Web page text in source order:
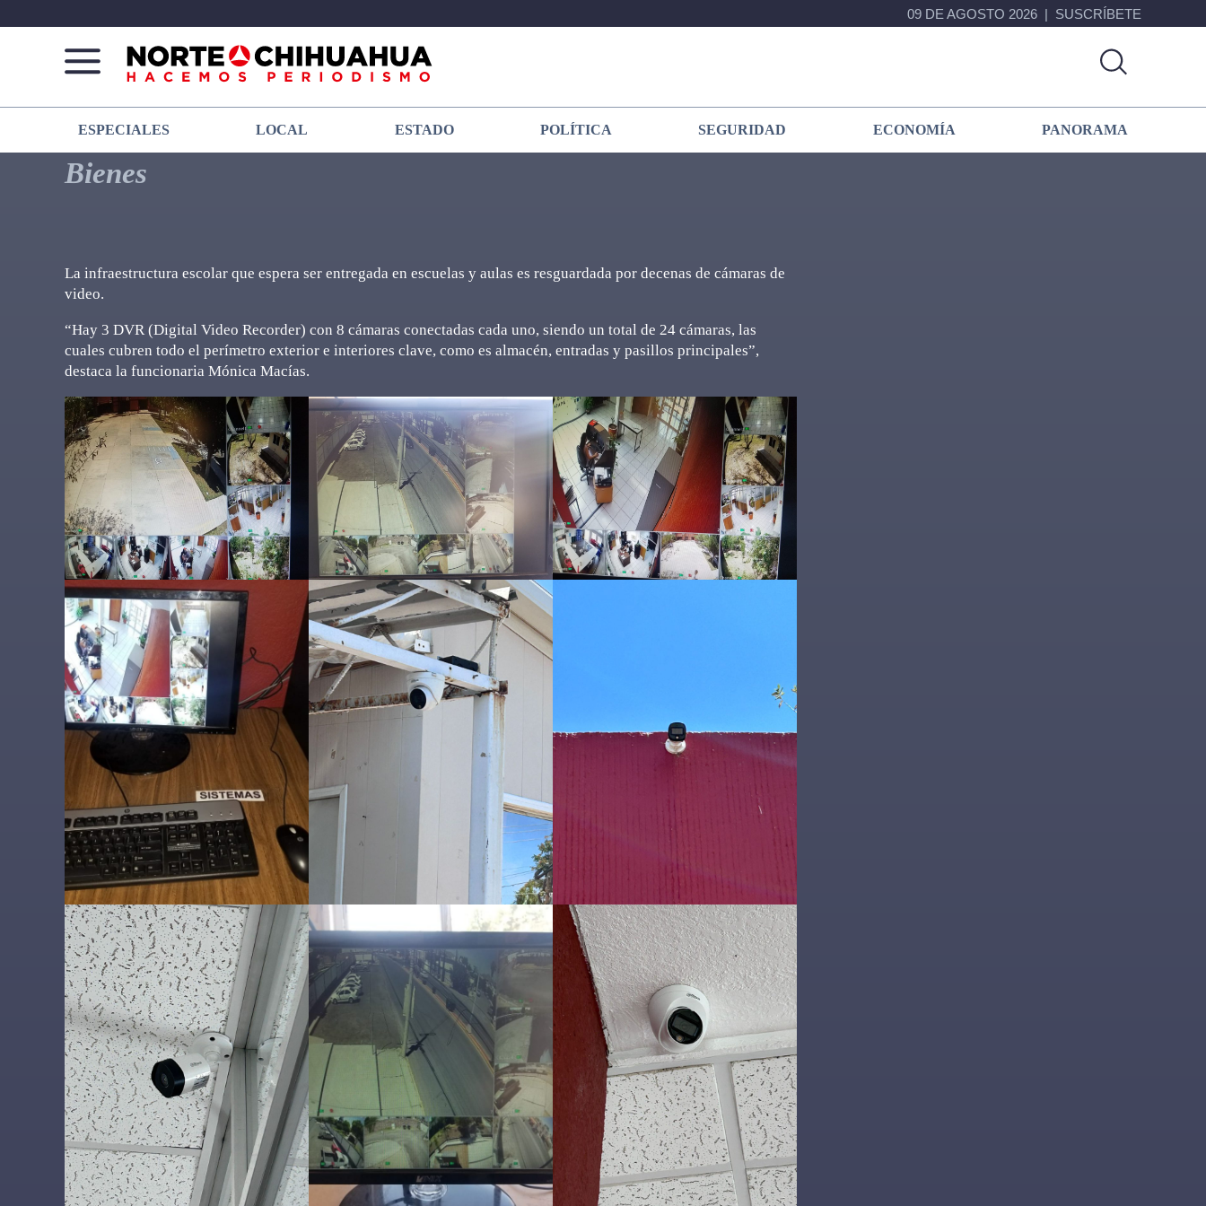
09 DE AGOSTO 2026 SUSCRÍBETE
Norte
De
Chihuahua
Más
que
noticias,
hacemos periodismo
ESPECIALES LOCAL ESTADO POLÍTICA SEGURIDAD ECONOMÍA PANORAMA
Bienes
La infraestructura escolar que espera ser entregada en escuelas y aulas es resguardada por decenas de cámaras de
video.
“Hay 3 DVR (Digital Video Recorder) con 8 cámaras conectadas cada uno, siendo un total de 24 cámaras, las
cuales cubren todo el perímetro exterior e interiores clave, como es almacén, entradas y pasillos principales”,
destaca la funcionaria Mónica Macías.